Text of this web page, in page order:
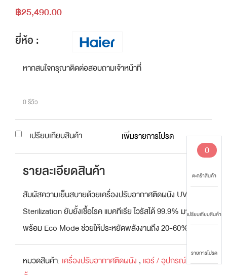
0
ตะกร้าสินค้า
เปรียบเทียบสินค้า
รายการโปรด
฿25,490.00
ยี่ห้อ :
หากสนใจกรุณาติดต่อสอบถามเจ้าหน้าที่
0 รีวิว
เปรียบเทียบสินค้า เพิ่มรายการโปรด
รายละเอียดสินค้า
สัมผัสความเย็นสบายด้วยเครื่องปรับอากาศติดผนัง UVC
Sterilization ยับยั้งเชื้อโรค แบคทีเรีย ไวรัสได้ 99.9% มา
พร้อม Eco Mode ช่วยให้ประหยัดพลังงานถึง 20-60%
หมวดสินค้า: เครื่องปรับอากาศติดผนัง , แอร์ / อุปกรณ์เสริม